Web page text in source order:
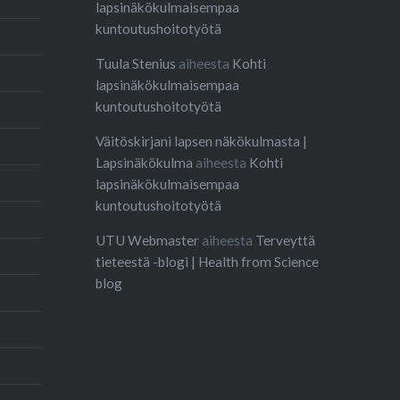
lapsinäkökulmaisempaa
kuntoutushoitotyötä
Tuula Stenius aiheesta Kohti
lapsinäkökulmaisempaa
kuntoutushoitotyötä
Väitöskirjani lapsen näkökulmasta |
Lapsinäkökulma aiheesta Kohti
lapsinäkökulmaisempaa
kuntoutushoitotyötä
UTU Webmaster aiheesta Terveyttä
tieteestä -blogi | Health from Science
blog